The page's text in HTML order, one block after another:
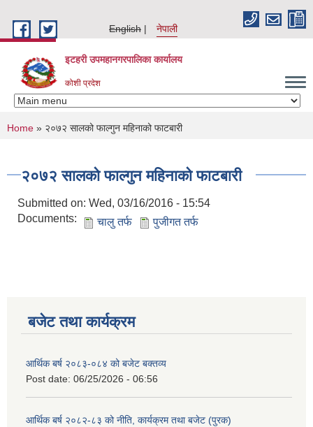
English
नेपाली
इटहरी उपमहानगरपालिका कार्यालय
कोशी प्रदेश
You are here
Home » २०७२ सालको फाल्गुन महिनाको फाटबारी
२०७२ सालको फाल्गुन महिनाको फाटबारी
Submitted on: Wed, 03/16/2016 - 15:54
Documents:
चालु तर्फ पुजीगत तर्फ
बजेट तथा कार्यक्रम
आर्थिक बर्ष २०८३-०८४ को बजेट बक्तव्य
Post date: 06/25/2026 - 06:56
आर्थिक बर्ष २०८२-८३ को नीति, कार्यक्रम तथा बजेट (पुरक)